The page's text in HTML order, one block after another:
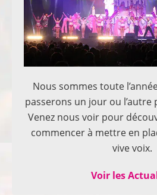
Nous sommes toute
passerons un jour ou l’autre
Venez nous voir pour
commencer à mettre en
vive voix.
Voir les